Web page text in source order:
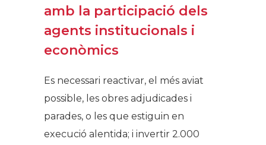
amb la participació dels
agents institucionals i
econòmics
Es necessari reactivar, el més aviat
possible, les obres adjudicades i
parades, o les que estiguin en
execució alentida; i invertir 2.000